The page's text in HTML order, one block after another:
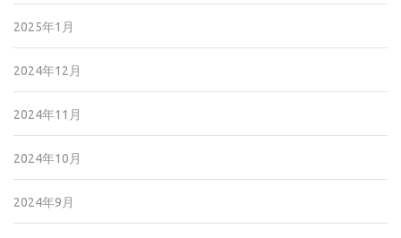
2025年1月
2024年12月
2024年11月
2024年10月
2024年9月